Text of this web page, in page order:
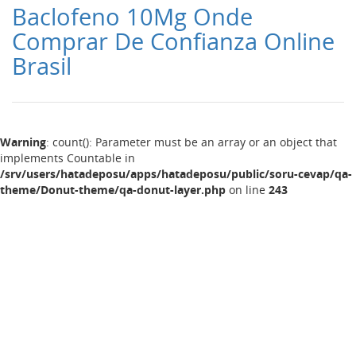
Baclofeno 10Mg Onde
Comprar De Confianza Online
Brasil
Warning: count(): Parameter must be an array or an object that
implements Countable in
/srv/users/hatadeposu/apps/hatadeposu/public/soru-cevap/qa-
theme/Donut-theme/qa-donut-layer.php on line 243